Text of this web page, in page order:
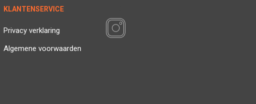
KLANTENSERVICE
Privacy verklaring
Algemene voorwaarden